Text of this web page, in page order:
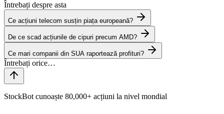
Întrebați despre asta
Ce acțiuni telecom susțin piața europeană?
De ce scad acțiunile de cipuri precum AMD?
Ce mari companii din SUA raportează profituri?
StockBot cunoaște 80,000+ acțiuni la nivel mondial